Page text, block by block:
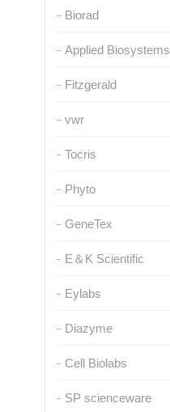
Biorad
Applied Biosystems
Fitzgerald
vwr
Tocris
Phyto
GeneTex
E＆K Scientific
Eylabs
Diazyme
Cell Biolabs
SP scienceware